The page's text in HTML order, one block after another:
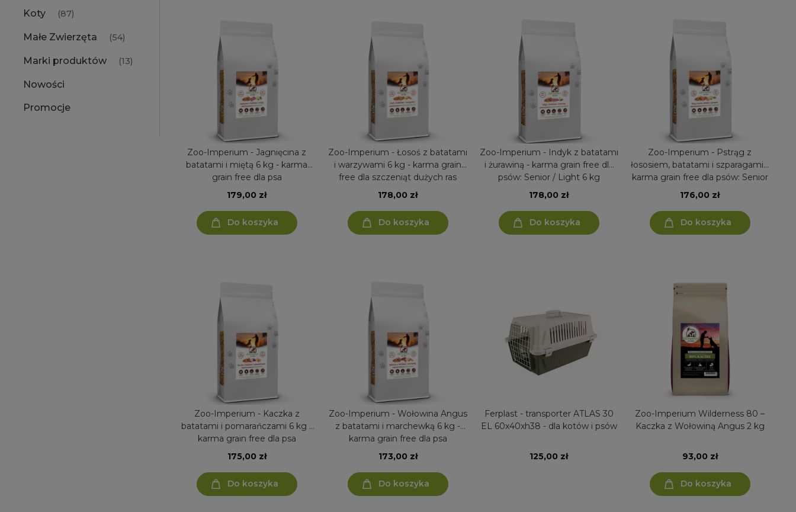
Koty (87)
Małe Zwierzęta (54)
Marki produktów (13)
Nowości
Promocje
Zoo-Imperium - Jagnięcina z
batatami i miętą 6 kg - karma
grain free dla psa
179,00 zł
Do koszyka
Zoo-Imperium - Łosoś z batatami
i warzywami 6 kg - karma grain
free dla szczeniąt dużych ras
178,00 zł
Do koszyka
Zoo-Imperium - Indyk z batatami
i żurawiną - karma grain free dla
psów: Senior / Light 6 kg
178,00 zł
Do koszyka
Zoo-Imperium - Pstrąg z
łososiem, batatami i szparagami -
karma grain free dla psów: Senior
/ Light 6 kg
176,00 zł
Do koszyka
Zoo-Imperium - Kaczka z
batatami i pomarańczami 6 kg -
karma grain free dla psa
175,00 zł
Do koszyka
Zoo-Imperium - Wołowina Angus
z batatami i marchewką 6 kg -
karma grain free dla psa
173,00 zł
Do koszyka
Ferplast - transporter ATLAS 30
EL 60x40xh38 - dla kotów i psów
125,00 zł
Zoo-Imperium Wilderness 80 –
Kaczka z Wołowiną Angus 2 kg
93,00 zł
Do koszyka